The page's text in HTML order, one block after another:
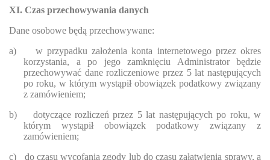
XI. Czas przechowywania danych
Dane osobowe będą przechowywane:
a)
w przypadku założenia konta internetowego przez okres
korzystania, a po jego zamknięciu Administrator będzie
przechowywać dane rozliczeniowe przez 5 lat następujących
po roku, w którym wystąpił obowiązek podatkowy związany
z zamówieniem;
b)
dotyczące rozliczeń przez 5 lat następujących po roku, w
którym wystąpił obowiązek podatkowy związany z
zamówieniem;
c)
do czasu wycofania zgody lub do czasu załatwienia sprawy, a